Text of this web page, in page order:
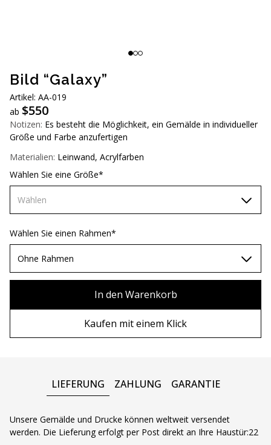
Bild “Galaxy”
Artikel: AA-019
ab $550
Notizen: Es besteht die Möglichkeit, ein Gemälde in individueller
Größe und Farbe anzufertigen
Materialien: Leinwand, Acrylfarben
Wählen Sie eine Größe*
Wählen
70х70 cm
80х80 cm
Wählen Sie einen Rahmen*
Ohne Rahmen
In den Warenkorb
Kaufen mit einem Klick
LIEFERUNG ZAHLUNG GARANTIE
Unsere Gemälde und Drucke können weltweit versendet
werden. Die Lieferung erfolgt per Post direkt an Ihre Haustür:22